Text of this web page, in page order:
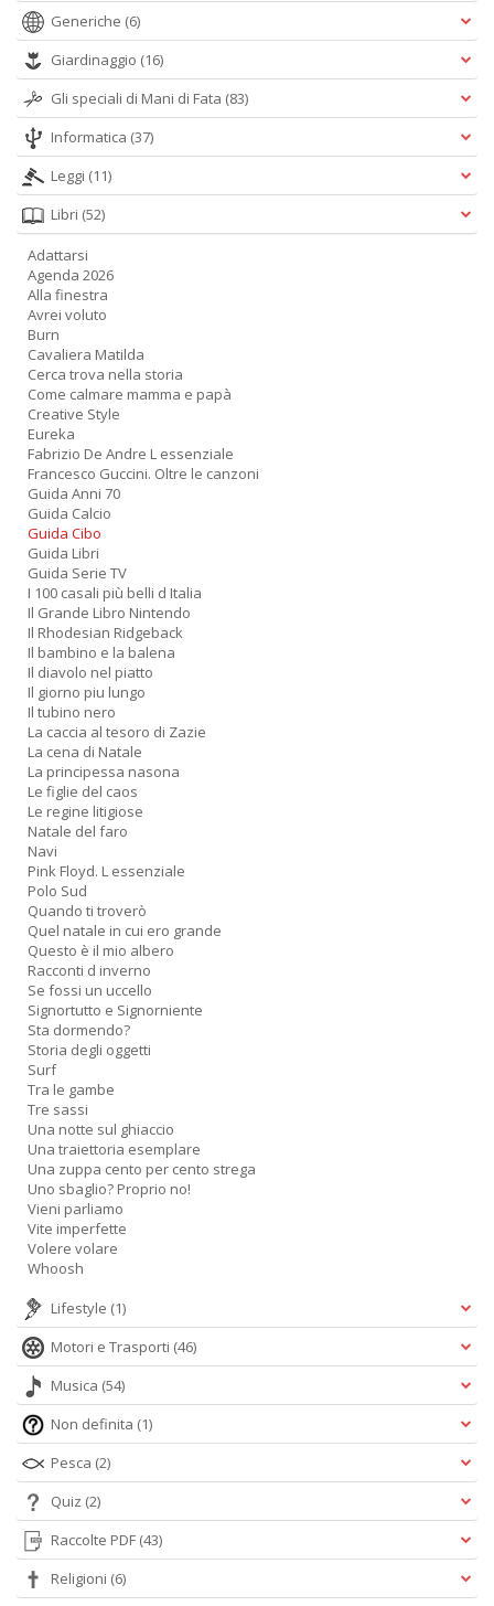
Generiche (6)
Giardinaggio (16)
Gli speciali di Mani di Fata (83)
Informatica (37)
Leggi (11)
Libri (52)
Adattarsi
Agenda 2026
Alla finestra
Avrei voluto
Burn
Cavaliera Matilda
Cerca trova nella storia
Come calmare mamma e papà
Creative Style
Eureka
Fabrizio De Andre L essenziale
Francesco Guccini. Oltre le canzoni
Guida Anni 70
Guida Calcio
Guida Cibo
Guida Libri
Guida Serie TV
I 100 casali più belli d Italia
Il Grande Libro Nintendo
Il Rhodesian Ridgeback
Il bambino e la balena
Il diavolo nel piatto
Il giorno piu lungo
Il tubino nero
La caccia al tesoro di Zazie
La cena di Natale
La principessa nasona
Le figlie del caos
Le regine litigiose
Natale del faro
Navi
Pink Floyd. L essenziale
Polo Sud
Quando ti troverò
Quel natale in cui ero grande
Questo è il mio albero
Racconti d inverno
Se fossi un uccello
Signortutto e Signorniente
Sta dormendo?
Storia degli oggetti
Surf
Tra le gambe
Tre sassi
Una notte sul ghiaccio
Una traiettoria esemplare
Una zuppa cento per cento strega
Uno sbaglio? Proprio no!
Vieni parliamo
Vite imperfette
Volere volare
Whoosh
Lifestyle (1)
Motori e Trasporti (46)
Musica (54)
Non definita (1)
Pesca (2)
Quiz (2)
Raccolte PDF (43)
Religioni (6)